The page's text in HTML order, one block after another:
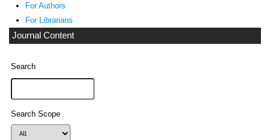
For Authors
For Librarians
Journal Content
Search
Search Scope